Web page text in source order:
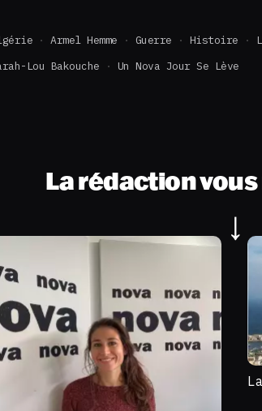
Armel Hemme Guerre Histoire
Lou Bakouche
Un Nova Jour Se Lève
La rédaction